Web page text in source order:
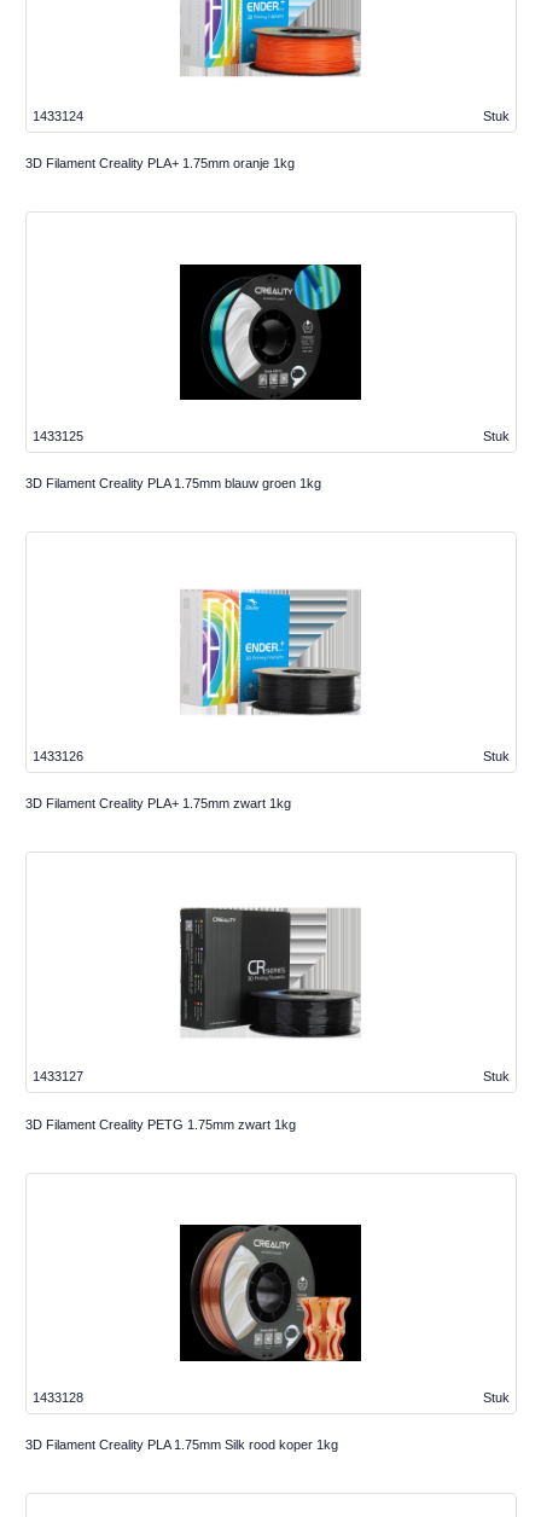
Stuk
1433124
3D Filament Creality PLA+ 1.75mm oranje 1kg
Stuk
1433125
3D Filament Creality PLA 1.75mm blauw groen 1kg
Stuk
1433126
3D Filament Creality PLA+ 1.75mm zwart 1kg
Stuk
1433127
3D Filament Creality PETG 1.75mm zwart 1kg
Stuk
1433128
3D Filament Creality PLA 1.75mm Silk rood koper 1kg